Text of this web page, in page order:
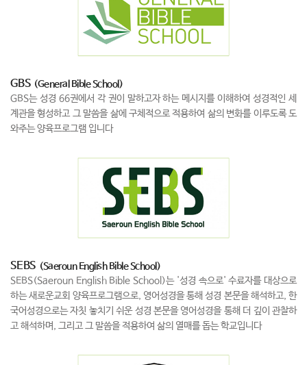
GBS (General Bible School)
GBS는 성경 66권에서 각 권이 말하고자 하는 메시지를 이해하여 성경적인 세
계관을 형성하고 그 말씀을 삶에 구체적으로 적용하여 삶의 변화를 이루도록 도
와주는 양육프로그램 입니다
SEBS (Saeroun English Bible School)
SEBS(Saeroun English Bible School)는 '성경 속으로' 수료자를 대상으로
하는 새로운교회 양육프로그램으로, 영어성경을 통해 성경 본문을 해석하고, 한
국어성경으로는 자칫 놓치기 쉬운 성경 본문을 영어성경을 통해 더 깊이 관찰하
고 해석하며, 그리고 그 말씀을 적용하여 삶의 열매를 돕는 학교입니다